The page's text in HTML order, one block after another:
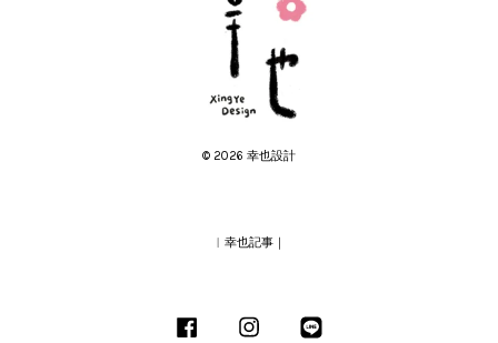
© 2026 幸也設計
︱幸也記事｜
Facebook Instagram